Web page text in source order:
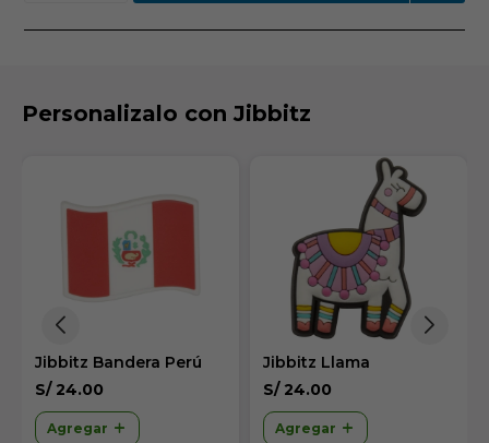
Personalizalo con Jibbitz
Jibbitz Bandera Perú
S/ 24.00
Agregar
Jibbitz Llama
S/ 24.00
Agregar